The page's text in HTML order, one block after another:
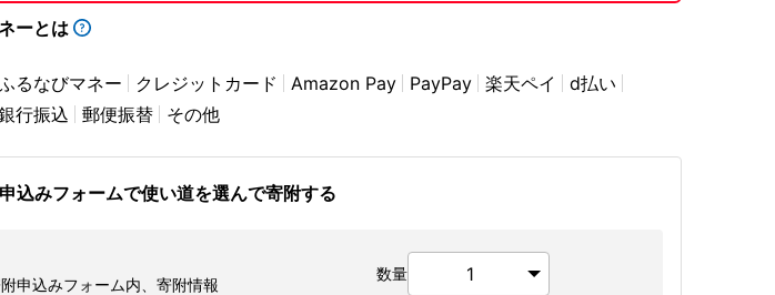
ーとは
るなびマネー クレジットカード Amazon Pay PayPay 楽天ペイ
d払い
行振込
郵便振替 その他
込みフォームで使い道を選んで寄附する
申込みフォーム内、寄附情報
数量